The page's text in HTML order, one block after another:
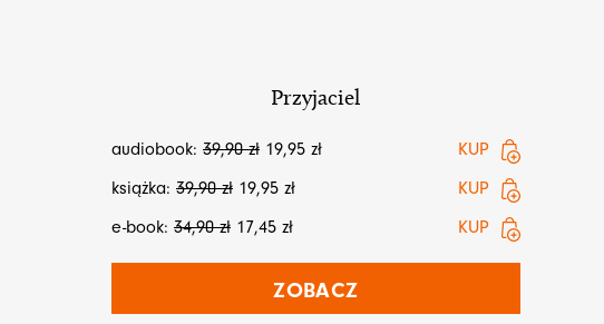
Przyjaciel
audiobook: 39,90zł 19,95 zł
KUP
książka: 39,90zł 19,95 zł
KUP
e-book: 34,90zł 17,45 zł KUP
ZOBACZ